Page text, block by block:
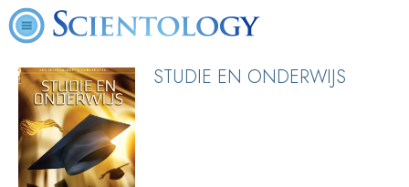
STUDIE EN ONDERWIJS